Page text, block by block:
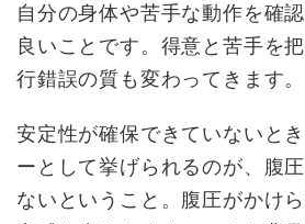
自分の身体や苦手な動作を確
良いことです。得意と苦手を
行錯誤の質も変わってきます。
安定性が確保できていないと
ーとして挙げられるのが、腹
ないということ。腹圧がかけ